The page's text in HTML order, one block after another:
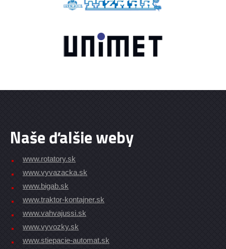
Naše ďalšie weby
www.rotatory.sk
www.vyvazacka.sk
www.bigab.sk
www.traktor-kontajner.sk
www.vahvajussi.sk
www.vyvozky.sk
www.stiepacie-automat.sk